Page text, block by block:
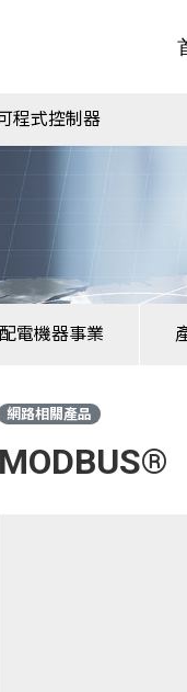
程式控制器
配電機器事業
網路相關產品
MODBUS®